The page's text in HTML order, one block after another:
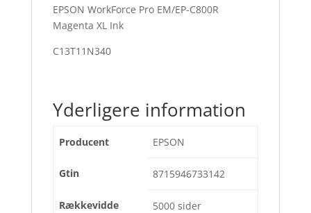
EPSON WorkForce Pro EM/EP-C800R
Magenta XL Ink
C13T11N340
Yderligere information
Producent EPSON
Gtin 8715946733142
Rækkevidde 5000 sider